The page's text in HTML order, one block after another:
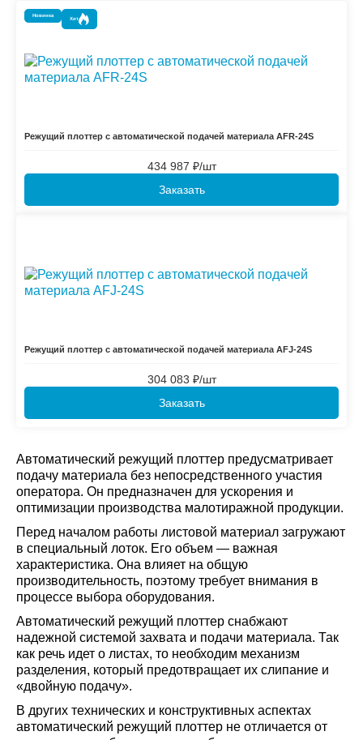
Новинка
Хит
Режущий плоттер с автоматической подачей материала AFR-24S
434 987 ₽/шт
Заказать
Режущий плоттер с автоматической подачей материала AFJ-24S
304 083 ₽/шт
Заказать
Автоматический режущий плоттер предусматривает
подачу материала без непосредственного участия
оператора. Он предназначен для ускорения и
оптимизации производства малотиражной продукции.
Перед началом работы листовой материал загружают
в специальный лоток. Его объем — важная
характеристика. Она влияет на общую
производительность, поэтому требует внимания в
процессе выбора оборудования.
Автоматический режущий плоттер снабжают
надежной системой захвата и подачи материала. Так
как речь идет о листах, то необходим механизм
разделения, который предотвращает их слипание и
«двойную подачу».
В других технических и конструктивных аспектах
автоматический режущий плоттер не отличается от